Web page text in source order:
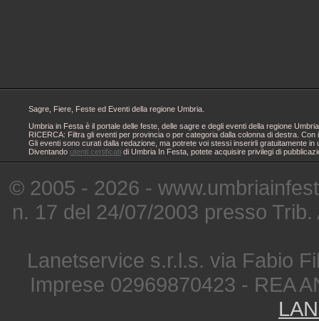
Sagre, Fiere, Feste ed Eventi della regione Umbria.
Umbria in Festa è il portale delle feste, delle sagre e degli eventi della regione
RICERCA: Filtra gli eventi per provincia o per categoria dalla colonna di destra.
Gli eventi sono curati dalla redazione, ma potrete voi stessi inserirli gratuitamente
Diventando utenti certificati di Umbria In Festa, potete acquisire privilegi di
© 2005 - 2026 -
n. 17 del 24/07/2003 presso
Lanetservice s.r.l.s. via Fabio
Imprese 02969870423 - REA